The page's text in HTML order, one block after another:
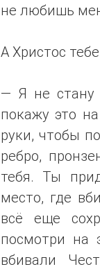
не любишь
А Христос
— Я не стану
покажу это
руки, чтобы
ребро,
тебя. Ты
место, где
всё еще
посмотри на
вбивали